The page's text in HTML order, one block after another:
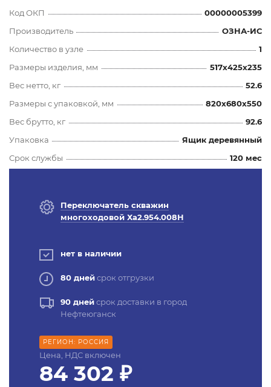
Код ОКП
00000005399
Производитель
ОЗНА-ИС
Количество в узле
1
Размеры изделия, мм
517x425x235
Вес нетто, кг
52.6
Размеры с упаковкой, мм
820x680x550
Вес брутто, кг
92.6
Упаковка
Ящик деревянный
Срок службы
120 мес
Переключатель скважин
многоходовой Ха2.954.008Н
нет в наличии
80 днейсрок отгрузки
90 днейсрок доставки в город
Нефтеюганск
РЕГИОН: РОССИЯ
Цена, НДС включен
84 302 ₽